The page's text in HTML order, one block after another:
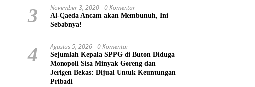
3 November 3, 2020 0 Komentar
Al-Qaeda Ancam akan Membunuh, Ini
Sebabnya!
4 Agustus 5, 2026 0 Komentar
Sejumlah Kepala SPPG di Buton Diduga
Monopoli Sisa Minyak Goreng dan
Jerigen Bekas: Dijual Untuk Keuntungan
Pribadi